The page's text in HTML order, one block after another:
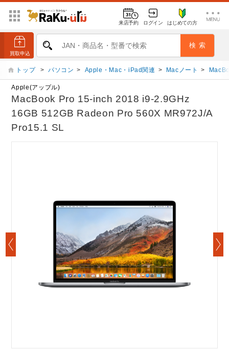
来店予約 ログイン はじめての方
トップ > パソコン > Apple・Mac・iPad関連 > Macノート >
Apple(アップル)
MacBook Pro 15-inch 2018 i9-2.9GHz
16GB 512GB Radeon Pro 560X MR972J/A
Pro15.1 SL